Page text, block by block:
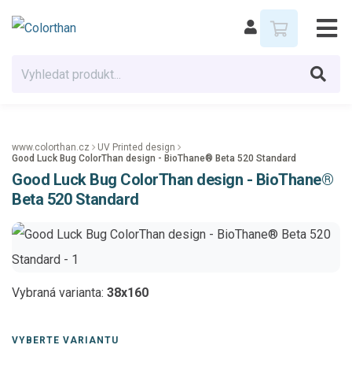
www.colorthan.cz
UV Printed design
Good Luck Bug ColorThan design - BioThane® Beta 520 Standard
Good Luck Bug ColorThan design - BioThane®
Beta 520 Standard
Vybraná varianta: 38x160
VYBERTE VARIANTU